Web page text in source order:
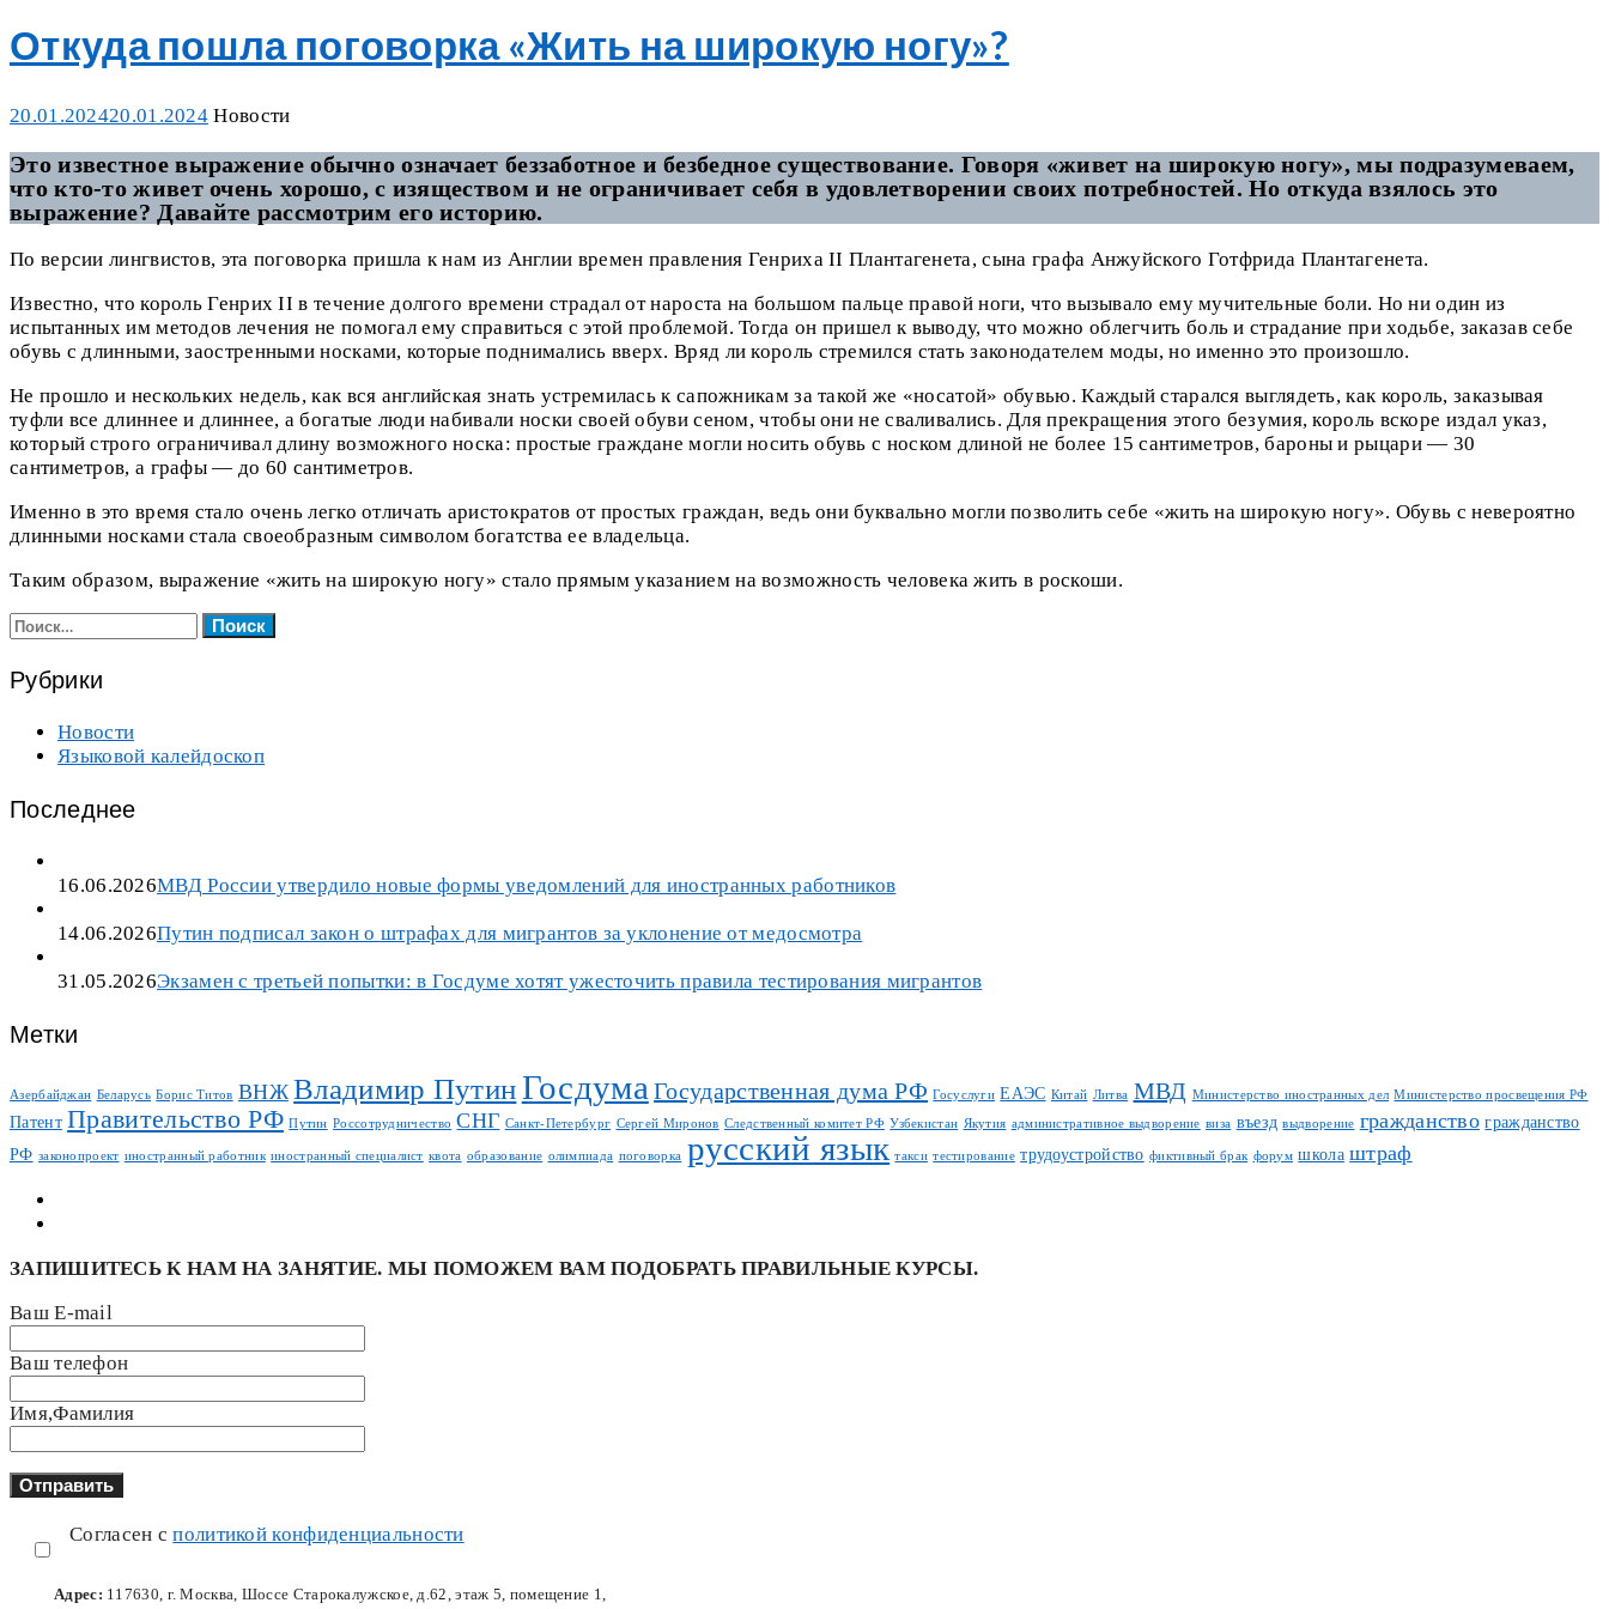
Откуда пошла поговорка «Жить на широкую ногу»?
Posted
20.01.202420.01.2024 Categories
Новости
Это известное выражение обычно означает беззаботное и безбедное существование. Говоря «живет на широкую ногу», мы подразумеваем,
что кто-то живет очень хорошо, с изяществом и не ограничивает себя в удовлетворении своих потребностей. Но откуда взялось это
выражение? Давайте рассмотрим его историю.
По версии лингвистов, эта поговорка пришла к нам из Англии времен правления Генриха II Плантагенета, сына графа Анжуйского Готфрида Плантагенета.
Известно, что король Генрих II в течение долгого времени страдал от нароста на большом пальце правой ноги, что вызывало ему мучительные боли. Но ни один из
испытанных им методов лечения не помогал ему справиться с этой проблемой. Тогда он пришел к выводу, что можно облегчить боль и страдание при ходьбе, заказав себе
обувь с длинными, заостренными носками, которые поднимались вверх. Вряд ли король стремился стать законодателем моды, но именно это произошло.
Не прошло и нескольких недель, как вся английская знать устремилась к сапожникам за такой же «носатой» обувью. Каждый старался выглядеть, как король, заказывая
туфли все длиннее и длиннее, а богатые люди набивали носки своей обуви сеном, чтобы они не сваливались. Для прекращения этого безумия, король вскоре издал указ,
который строго ограничивал длину возможного носка: простые граждане могли носить обувь с носком длиной не более 15 сантиметров, бароны и рыцари — 30
сантиметров, а графы — до 60 сантиметров.
Именно в это время стало очень легко отличать аристократов от простых граждан, ведь они буквально могли позволить себе «жить на широкую ногу». Обувь с невероятно
длинными носками стала своеобразным символом богатства ее владельца.
Таким образом, выражение «жить на широкую ногу» стало прямым указанием на возможность человека жить в роскоши.
Найти:
Рубрики
Новости
Языковой калейдоскоп
Последнее
16.06.2026МВД России утвердило новые формы уведомлений для иностранных работников
14.06.2026Путин подписал закон о штрафах для мигрантов за уклонение от медосмотра
31.05.2026Экзамен с третьей попытки: в Госдуме хотят ужесточить правила тестирования мигрантов
Метки
Азербайджан Беларусь Борис Титов ВНЖ Владимир ПутинГосдума Государственная дума РФ Госуслуги ЕАЭС Китай Литва МВД Министерство иностранных дел Министерство просвещения РФ
Патент Правительство РФ Путин Россотрудничество СНГ Санкт-Петербург Сергей Миронов Следственный комитет РФ Узбекистан Якутия административное выдворение виза въезд выдворение гражданство гражданство
РФ законопроект иностранный работник иностранный специалист квота образование олимпиада поговорка русский язык такси тестирование трудоустройство фиктивный брак форум школа штраф
ЗАПИШИТЕСЬ К НАМ НА ЗАНЯТИЕ. МЫ ПОМОЖЕМ ВАМ ПОДОБРАТЬ ПРАВИЛЬНЫЕ КУРСЫ.
Ваш E-mail
Ваш телефон
Имя,Фамилия
Согласен сполитикой конфиденциальности
Адрес: 117630, г. Москва, Шоссе Старокалужское, д.62, этаж 5, помещение 1,